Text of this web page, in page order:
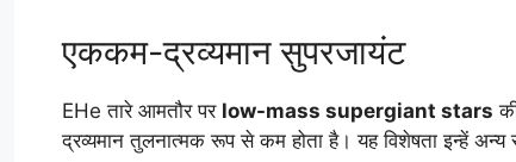
एककम-द्रव्यमान सुपरजायंट
EHe तारे आमतौर पर low-mass supergiant stars
द्रव्यमान तुलनात्मक रूप से कम होता है। यह विशेषता इन्हें अन्य